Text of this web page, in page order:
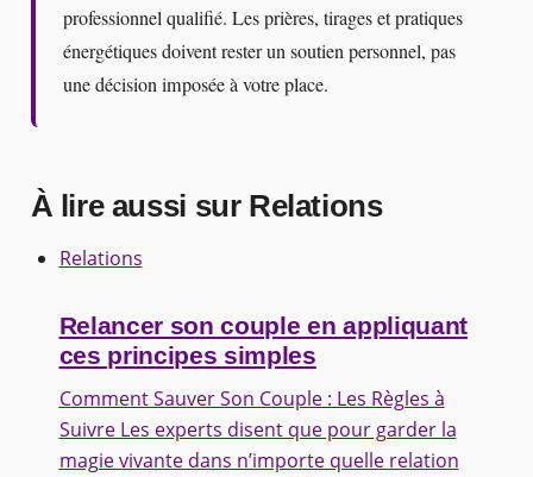
professionnel qualifié. Les prières, tirages et pratiques
énergétiques doivent rester un soutien personnel, pas
une décision imposée à votre place.
À lire aussi sur Relations
Relations
Relancer son couple en appliquant
ces principes simples
Comment Sauver Son Couple : Les Règles à
Suivre Les experts disent que pour garder la
magie vivante dans n’importe quelle relation